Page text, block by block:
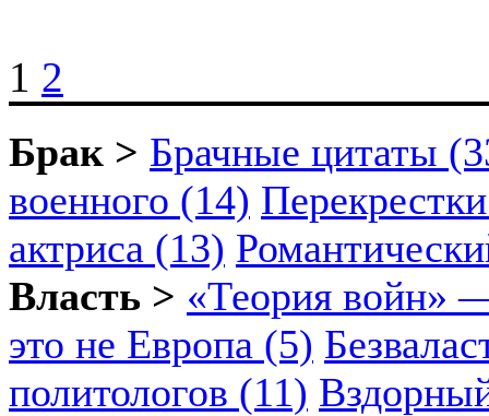
1 2
Брак > Брачные цитаты
военного (14)
актриса (13)
Власть > «Теория войн»
это не Европа (5)
политологов (11)